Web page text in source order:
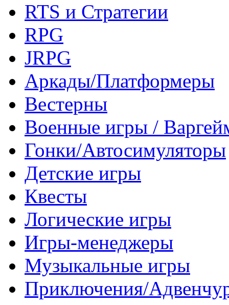
RTS и Стратегии
RPG
JRPG
Аркады/Платформеры
Вестерны
Военные игры /
Гонки/Автосимуляторы
Детские игры
Квесты
Логические игры
Игры-менеджеры
Музыкальные игры
Приключения/